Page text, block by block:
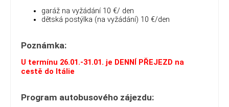
garáž na vyžádání 10 €/ den
dětská postýlka (na vyžádání) 10 €/den
Poznámka:
U termínu 26.01.-31.01. je DENNÍ PŘEJEZD na
cestě do Itálie
Program autobusového zájezdu: